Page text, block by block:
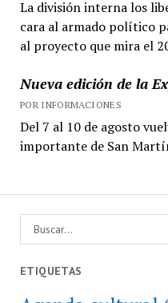
La división interna los
cara al armado político
al proyecto que mira el
Nueva edición de la
POR INFORMACIONES
Del 7 al 10 de agosto
importante de San
ETIQUETAS